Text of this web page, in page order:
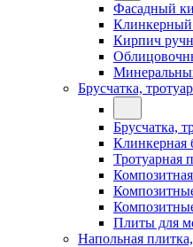
Фасадный
Кирпич
Брусчатка,
Брусчатка,
Клинкерная
Тротуарная
Плиты для
Напольная